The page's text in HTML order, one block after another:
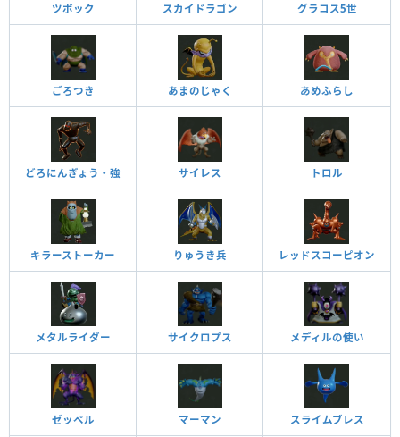
ツボック スカイドラゴン グラコス5世
ごろつき あまのじゃく あめふらし
どろにんぎょう・強 サイレス トロル
キラーストーカー りゅうき兵 レッドスコーピオン
メタルライダー サイクロプス メディルの使い
ゼッペル マーマン スライムブレス